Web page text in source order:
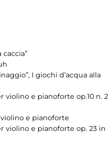
caccia”
I giochi d’acqua alla
violino e pianoforte op.10 n. 2
e pianoforte
violino e pianoforte op. 23 in